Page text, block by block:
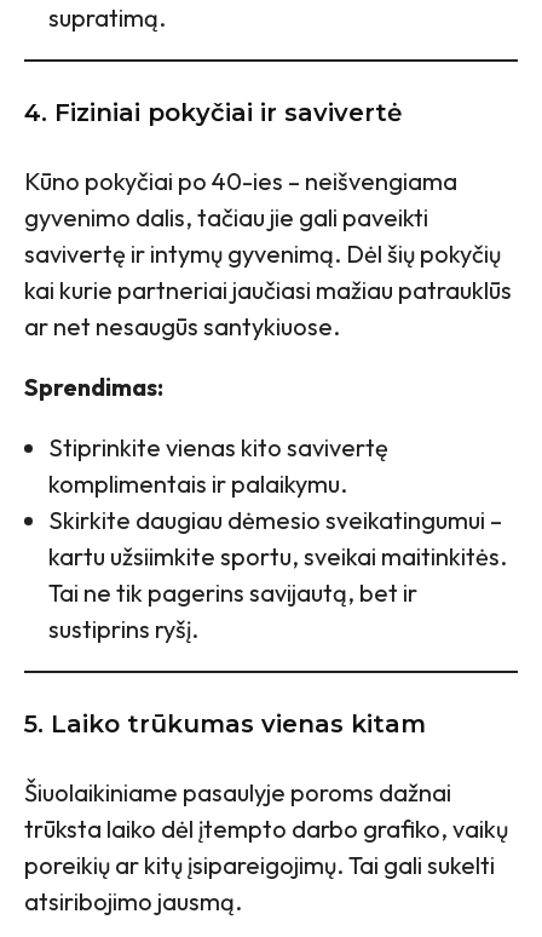
supratimą.
4. Fiziniai pokyčiai ir savivertė
Kūno pokyčiai po 40-ies – neišvengiama
gyvenimo dalis, tačiau jie gali paveikti
savivertę ir intymų gyvenimą. Dėl šių pokyčių
kai kurie partneriai jaučiasi mažiau patrauklūs
ar net nesaugūs santykiuose.
Sprendimas:
Stiprinkite vienas kito savivertę
komplimentais ir palaikymu.
Skirkite daugiau dėmesio sveikatingumui –
kartu užsiimkite sportu, sveikai maitinkitės.
Tai ne tik pagerins savijautą, bet ir
sustiprins ryšį.
5. Laiko trūkumas vienas kitam
Šiuolaikiniame pasaulyje poroms dažnai
trūksta laiko dėl įtempto darbo grafiko, vaikų
poreikių ar kitų įsipareigojimų. Tai gali sukelti
atsiribojimo jausmą.